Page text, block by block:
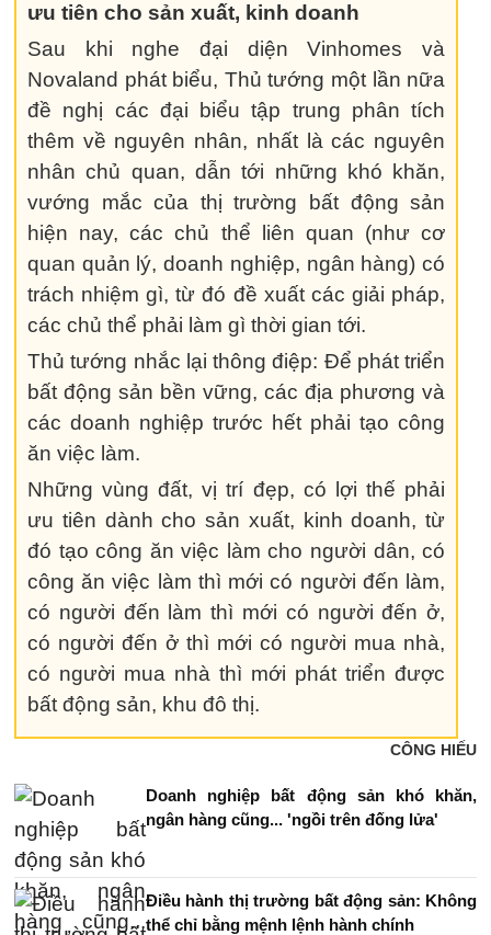
ưu tiên cho sản xuất, kinh doanh
Sau khi nghe đại diện Vinhomes và
Novaland phát biểu, Thủ tướng một lần nữa
đề nghị các đại biểu tập trung phân tích
thêm về nguyên nhân, nhất là các nguyên
nhân chủ quan, dẫn tới những khó khăn,
vướng mắc của thị trường bất động sản
hiện nay, các chủ thể liên quan (như cơ
quan quản lý, doanh nghiệp, ngân hàng) có
trách nhiệm gì, từ đó đề xuất các giải pháp,
các chủ thể phải làm gì thời gian tới.
Thủ tướng nhắc lại thông điệp: Để phát triển
bất động sản bền vững, các địa phương và
các doanh nghiệp trước hết phải tạo công
ăn việc làm.
Những vùng đất, vị trí đẹp, có lợi thế phải
ưu tiên dành cho sản xuất, kinh doanh, từ
đó tạo công ăn việc làm cho người dân, có
công ăn việc làm thì mới có người đến làm,
có người đến làm thì mới có người đến ở,
có người đến ở thì mới có người mua nhà,
có người mua nhà thì mới phát triển được
bất động sản, khu đô thị.
CÔNG HIẾU
Doanh nghiệp bất động sản khó khăn,
ngân hàng cũng... 'ngồi trên đống lửa'
Điều hành thị trường bất động sản: Không
thể chỉ bằng mệnh lệnh hành chính